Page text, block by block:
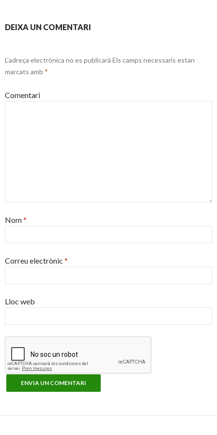
DEIXA UN COMENTARI
L'adreça electrònica no es publicarà Els camps necessaris estan
marcats amb *
Comentari
Nom*
Correu electrònic *
Lloc web